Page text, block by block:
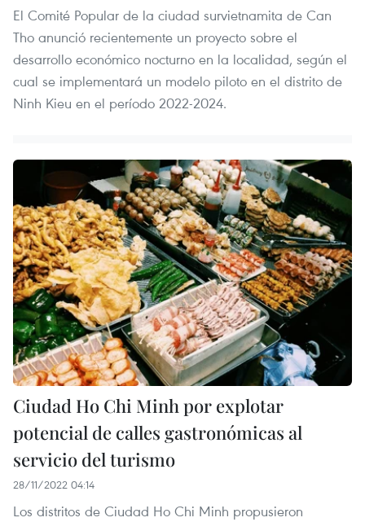
El Comité Popular de la ciudad survietnamita de Can
Tho anunció recientemente un proyecto sobre el
desarrollo económico nocturno en la localidad, según el
cual se implementará un modelo piloto en el distrito de
Ninh Kieu en el período 2022-2024.
Ciudad Ho Chi Minh por explotar
potencial de calles gastronómicas al
servicio del turismo
28/11/2022 04:14
Los distritos de Ciudad Ho Chi Minh propusieron